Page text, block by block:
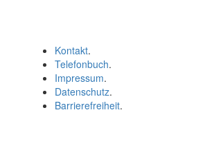
Kontakt.
Telefonbuch.
Impressum.
Datenschutz.
Barrierefreiheit.